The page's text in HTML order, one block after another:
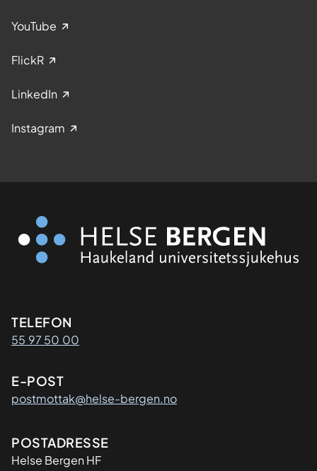
YouTube
FlickR
LinkedIn
Instagram
Kontaktinformasjon
TELEFON
55 97 50 00
E-POST
postmottak@helse-bergen.no
Adresse
POSTADRESSE
Helse Bergen HF